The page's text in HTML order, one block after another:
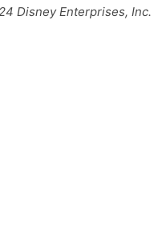
Disney Enterprises, Inc.